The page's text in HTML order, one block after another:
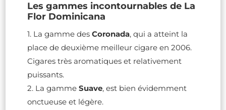
Les gammes incontournables de La
Flor Dominicana
1. La gamme des Coronada, qui a atteint la
place de deuxième meilleur cigare en 2006.
Cigares très aromatiques et relativement
puissants.
2. La gamme Suave, est bien évidemment
onctueuse et légère.